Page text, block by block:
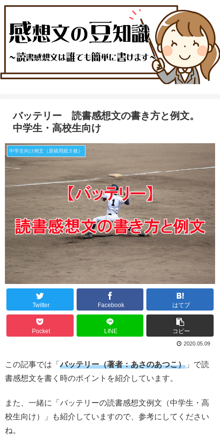
バッテリー 読書感想文の書き方と例文。
中学生・高校生向け
中学生向け例文（原稿用紙５枚）
Twitter Facebook はてブ
Pocket LINE コピー
2020.05.09
この記事では「バッテリー（著者：あさのあつこ） 」で読
書感想文を書く時のポイントを紹介しています。
また、一緒に「バッテリーの読書感想文例文（中学生・高
校生向け）」も紹介していますので、参考にしてください
ね。